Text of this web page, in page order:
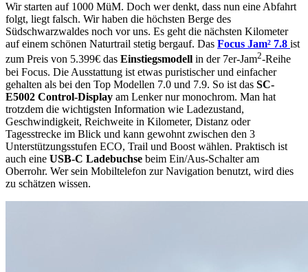
Wir starten auf 1000 MüM. Doch wer denkt, dass nun eine Abfahrt
folgt, liegt falsch. Wir haben die höchsten Berge des
Südschwarzwaldes noch vor uns. Es geht die nächsten Kilometer
auf einem schönen Naturtrail stetig bergauf. Das Focus Jam² 7.8 ist
zum Preis von 5.399€ das Einstiegsmodell in der 7er-Jam2-Reihe
bei Focus. Die Ausstattung ist etwas puristischer und einfacher
gehalten als bei den Top Modellen 7.0 und 7.9. So ist das SC-
E5002 Control-Display am Lenker nur monochrom. Man hat
trotzdem die wichtigsten Information wie Ladezustand,
Geschwindigkeit, Reichweite in Kilometer, Distanz oder
Tagesstrecke im Blick und kann gewohnt zwischen den 3
Unterstützungsstufen ECO, Trail und Boost wählen. Praktisch ist
auch eine USB-C Ladebuchse beim Ein/Aus-Schalter am
Oberrohr. Wer sein Mobiltelefon zur Navigation benutzt, wird dies
zu schätzen wissen.